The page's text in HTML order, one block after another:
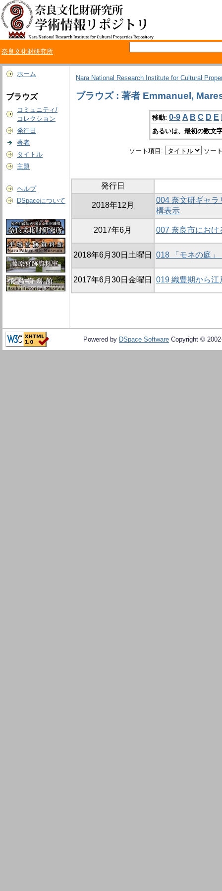
奈良文化財研究所
ホーム
ブラウズ
コミュニティ/
コレクション
発行日
著者
タイトル
主題
ヘルプ
DSpaceについて
Nara National Research Institute for Cultural
ブラウズ : 著者 Emmanuel,
移動: 0-9 A B C D E
あるいは、最初の数文
ソート項目: ソー
発行日
2018年12月
004 奈文研ギャラ
構表示
2017年6月 007 奈良市におけ
2018年6月30日土曜日 018 「モネの庭
2017年6月30日金曜日 019 織豊期から江
Powered by DSpace Software Copyright ©